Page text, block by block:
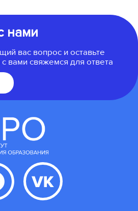
нами
вас вопрос и оставьте
вами свяжемся для ответа